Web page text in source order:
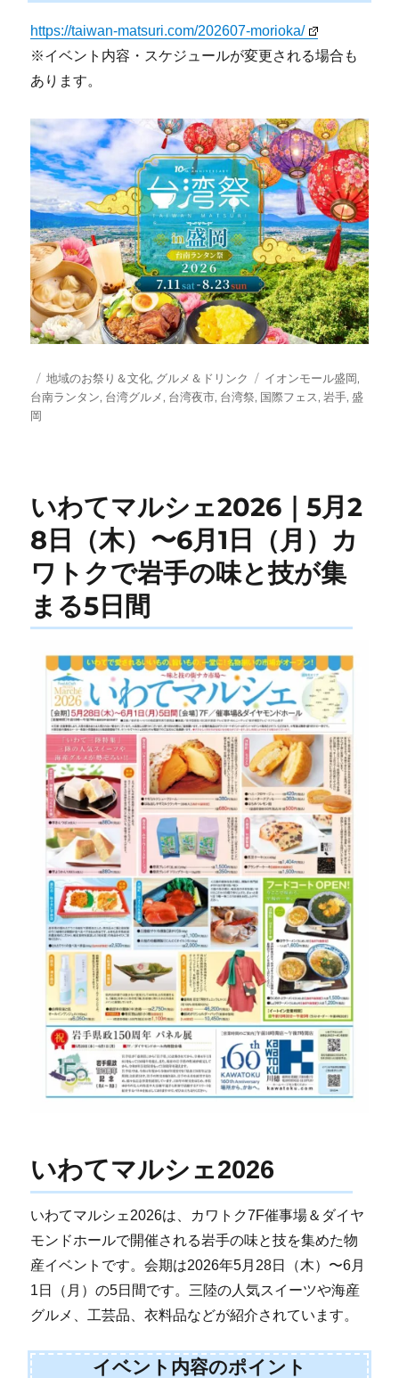
https://taiwan-matsuri.com/202607-morioka/
※イベント内容・スケジュールが変更される場合も
あります。
投
稿
日:
カ
テ
地域のお祭り＆文化, グルメ＆ドリンク
タ
グ
イオンモール盛岡,
台南ランタン, 台湾グルメ, 台湾夜市, 台湾祭, 国際フェス,岩手,盛
岡
いわてマルシェ2026｜5月2
8日（木）〜6月1日（月）カ
ワトクで岩手の味と技が集
まる5日間
いわてマルシェ2026
いわてマルシェ2026は、カワトク7F催事場＆ダイヤ
モンドホールで開催される岩手の味と技を集めた物
産イベントです。会期は2026年5月28日（木）〜6月
1日（月）の5日間です。三陸の人気スイーツや海産
グルメ、工芸品、衣料品などが紹介されています。
イベント内容のポイント